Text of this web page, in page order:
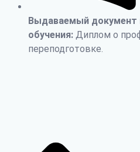
Выдаваемый документ
обучения: Диплом о
переподготовке.